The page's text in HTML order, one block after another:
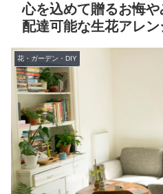
心を込めて贈るお悔
配達可能な生花アレン
花・ガーデン・DIY